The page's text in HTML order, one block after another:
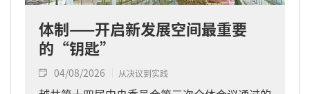
体制——开启新发展空间最重要
的“钥匙”
04/08/2026 从决议到实践